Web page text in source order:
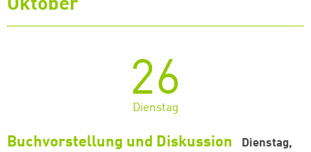
Oktober
26
Dienstag
Buchvorstellung und Diskussion
Dienstag,